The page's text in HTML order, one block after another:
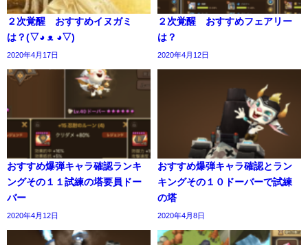
２次覚醒 おすすめイヌガミ
は？(▽◕ ᴥ ◕▽)
2020年4月17日
２次覚醒 おすすめフェアリー
は？
2020年4月12日
おすすめ爆弾キャラ確認ランキ
ングその１１試練の塔要員ドー
バー
2020年4月12日
おすすめ爆弾キャラ確認とラン
キングその１０ドーバーで試練
の塔
2020年4月8日